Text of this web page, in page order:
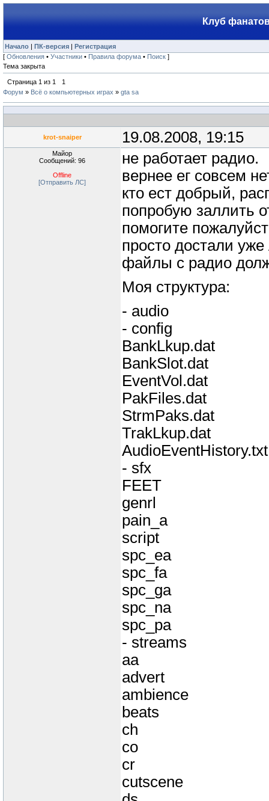
Клуб
Начало | ПК-версия | Регистрация
[ Обновления • Участники • Правила форума • Поиск ]
Тема закрыта
Страница 1 из 1
1
Форум » Всё о компьютерных играх » gta sa
krot-snaiper 19.08.2008, 19:15
Майор
Сообщений: 96
Offline
[Отправить ЛС]
не работает радио.
вернее ег совсем
кто ест добрый,
попробую заллить
помогите
просто достали уже
файлы с радио
Моя структура:
- audio
- config
BankLkup.dat
BankSlot.dat
EventVol.dat
PakFiles.dat
StrmPaks.dat
TrakLkup.dat
AudioEventHistory.txt
- sfx
FEET
genrl
pain_a
script
spc_ea
spc_fa
spc_ga
spc_na
spc_pa
- streams
aa
advert
ambience
beats
ch
co
cr
cutscene